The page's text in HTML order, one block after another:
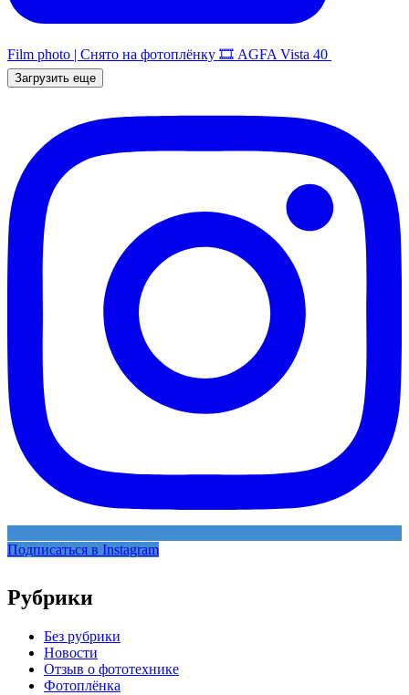
Film photo | Снято на фотоплёнку 🎞️ AGFA Vista 40
Загрузить еще
Подписаться в Instagram
Рубрики
Без рубрики
Новости
Отзыв о фототехнике
Фотоплёнка